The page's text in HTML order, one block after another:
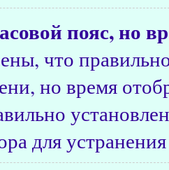
пояс, но
что
но время
для